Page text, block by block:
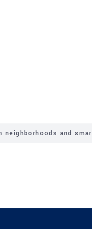
neighborhoods and